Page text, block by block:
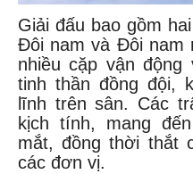
Giải đấu bao gồm
Đôi nam và Đôi nam
nhiều cặp vận
tinh thần đồng đội,
lĩnh trên sân. Các
kịch tính, mang
mắt, đồng thời thắt
các đơn vị.